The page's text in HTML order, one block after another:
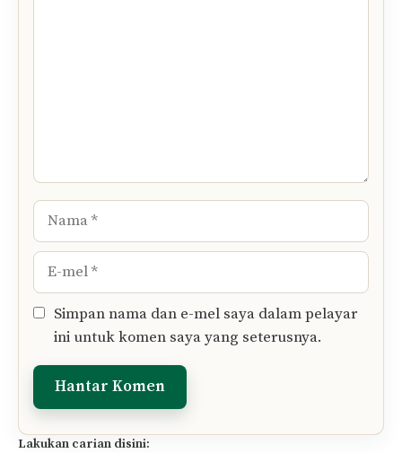
Nama
E-
mel
Simpan nama dan e-mel saya dalam pelayar
ini untuk komen saya yang seterusnya.
Lakukan carian disini: